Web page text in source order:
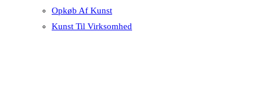
Opkøb Af Kunst
Kunst Til Virksomhed